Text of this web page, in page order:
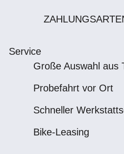
Service
Große Auswahl aus
Probefahrt vor Ort
Schneller
Bike-Leasing